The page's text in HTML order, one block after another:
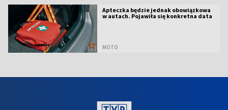
Apteczka będzie jednak obowiązkowa
w autach. Pojawiła się konkretna data
MOTO